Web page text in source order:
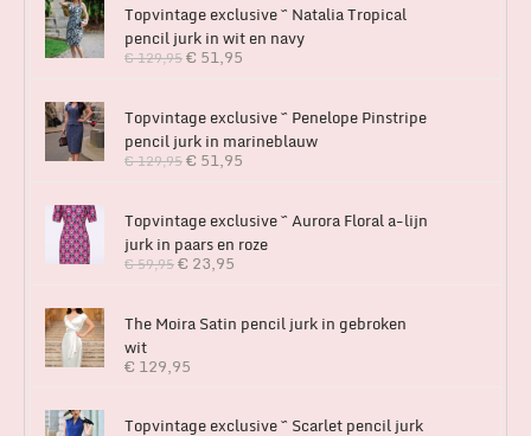
Topvintage exclusive ~ Natalia Tropical
pencil jurk in wit en navy
€129,95€ 51,95
Topvintage exclusive ~ Penelope Pinstripe
pencil jurk in marineblauw
€129,95€ 51,95
Topvintage exclusive ~ Aurora Floral a-lijn
jurk in paars en roze
€59,95€ 23,95
The Moira Satin pencil jurk in gebroken
wit
€ 129,95
Topvintage exclusive ~ Scarlet pencil jurk